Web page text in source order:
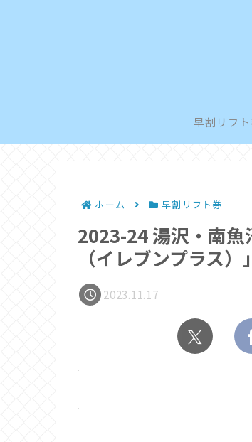
早割リフト
ホーム 早割リフト券
2023-24 湯沢・南魚
（イレブンプラス
2023.11.17